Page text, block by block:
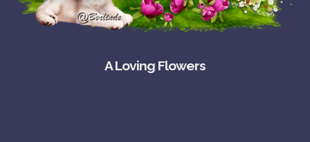
A Loving Flowers